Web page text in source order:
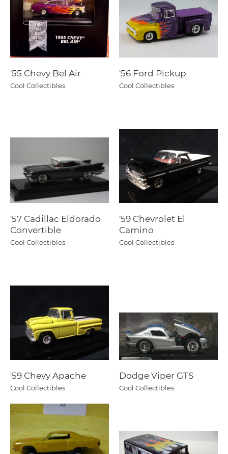
'55 Chevy Bel Air
Cool Collectibles
'56 Ford Pickup
Cool Collectibles
'57 Cadillac Eldorado
Convertible
Cool Collectibles
'59 Chevrolet El
Camino
Cool Collectibles
'59 Chevy Apache
Cool Collectibles
Dodge Viper GTS
Cool Collectibles